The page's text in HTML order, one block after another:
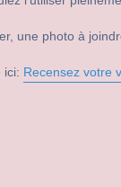
une photo à
ici: Recensez votre